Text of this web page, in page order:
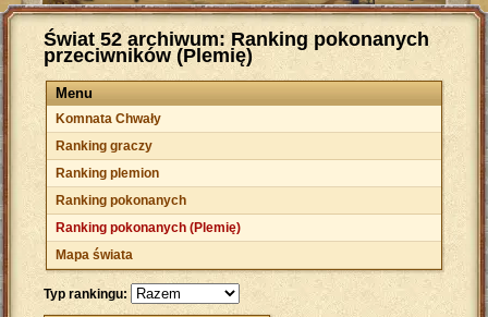
Świat 52 archiwum: Ranking pokonanych
przeciwników (Plemię)
Menu
Komnata Chwały
Ranking graczy
Ranking plemion
Ranking pokonanych
Ranking pokonanych (Plemię)
Mapa świata
Typ rankingu: